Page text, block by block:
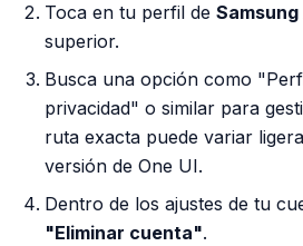
Toca en tu perfil de
superior.
Busca una opción como
privacidad" o similar para
ruta exacta puede variar
versión de One UI.
Dentro de los ajustes de tu
"Eliminar cuenta".